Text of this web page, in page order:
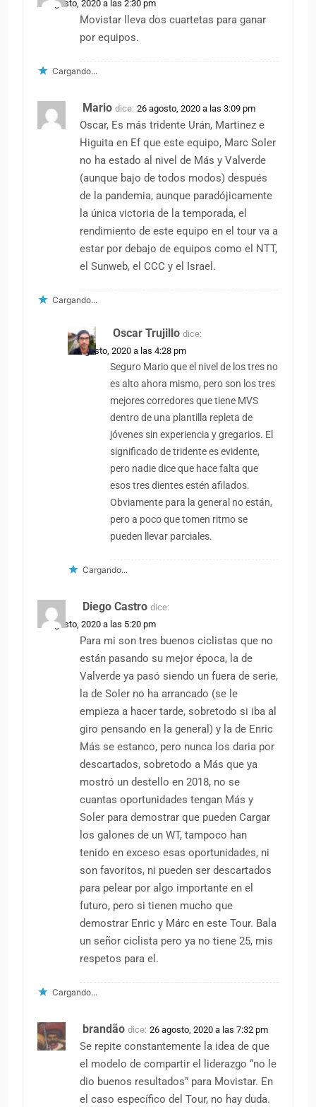
26 agosto, 2020 a las 2:30 pm
Movistar lleva dos cuartetas para ganar
por equipos.
Cargando...
Mario dice: 26 agosto, 2020 a las 3:09 pm
Oscar, Es más tridente Urán, Martinez e
Higuita en Ef que este equipo, Marc Soler
no ha estado al nivel de Más y Valverde
(aunque bajo de todos modos) después
de la pandemia, aunque paradójicamente
la única victoria de la temporada, el
rendimiento de este equipo en el tour va a
estar por debajo de equipos como el NTT,
el Sunweb, el CCC y el Israel.
Cargando...
Oscar Trujillo dice:
26 agosto, 2020 a las 4:28 pm
Seguro Mario que el nivel de los tres no
es alto ahora mismo, pero son los tres
mejores corredores que tiene MVS
dentro de una plantilla repleta de
jóvenes sin experiencia y gregarios. El
significado de tridente es evidente,
pero nadie dice que hace falta que
esos tres dientes estén afilados.
Obviamente para la general no están,
pero a poco que tomen ritmo se
pueden llevar parciales.
Cargando...
Diego Castro dice:
26 agosto, 2020 a las 5:20 pm
Para mi son tres buenos ciclistas que no
están pasando su mejor época, la de
Valverde ya pasó siendo un fuera de serie,
la de Soler no ha arrancado (se le
empieza a hacer tarde, sobretodo si iba al
giro pensando en la general) y la de Enric
Más se estanco, pero nunca los daria por
descartados, sobretodo a Más que ya
mostró un destello en 2018, no se
cuantas oportunidades tengan Más y
Soler para demostrar que pueden Cargar
los galones de un WT, tampoco han
tenido en exceso esas oportunidades, ni
son favoritos, ni pueden ser descartados
para pelear por algo importante en el
futuro, pero si tienen mucho que
demostrar Enric y Márc en este Tour. Bala
un señor ciclista pero ya no tiene 25, mis
respetos para el.
Cargando...
brandão dice: 26 agosto, 2020 a las 7:32 pm
Se repite constantemente la idea de que
el modelo de compartir el liderazgo “no le
dio buenos resultados” para Movistar. En
el caso específico del Tour, no hay duda.